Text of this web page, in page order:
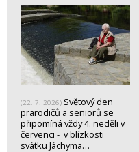
(22. 7. 2026) Světový den
prarodičů a seniorů se
připomíná vždy 4. neděli v
červenci - v blízkosti
svátku Jáchyma…